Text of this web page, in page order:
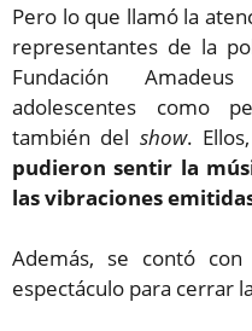
Pero lo que llamó la
representantes de la
Fundación
adolescentes como
también del show. Ellos,
pudieron sentir la
las vibraciones
Además, se contó
espectáculo para cerrar